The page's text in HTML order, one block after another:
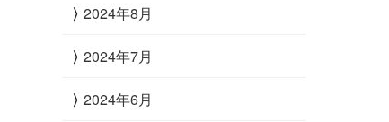
2024年8月
2024年7月
2024年6月